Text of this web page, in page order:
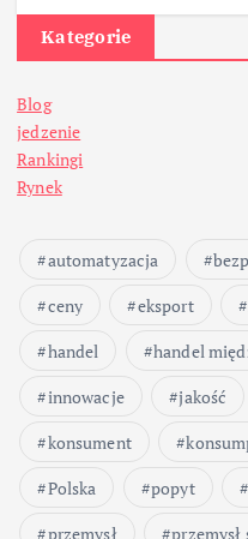
Kategorie
Blog
jedzenie
Rankingi
Rynek
automatyzacja
ceny
eksport
handel
handel
innowacje
jakość
konsument
Polska
popyt
przemysł